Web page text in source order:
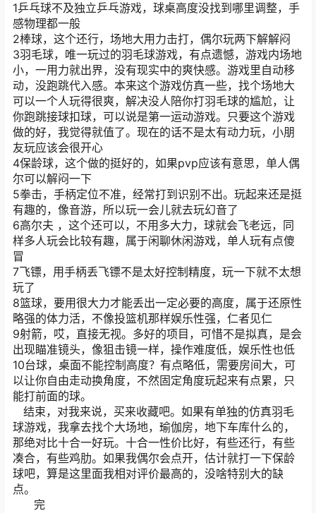
1乒乓球不及独立乒乓游戏，球桌高度没找到哪里调整，手
感物理都一般
2棒球，这个还行，场地大用力击打，偶尔玩两下解解闷
3羽毛球，唯一玩过的羽毛球游戏，有点遗憾，游戏内场地
小，一用力就出界，没有现实中的爽快感。游戏里自动移
动，没跑跳代入感。本来这个游戏仿真一些，找个场地大
可以一个人玩得很爽，解决没人陪你打羽毛球的尴尬，让
你跑跳接球扣球，可以说是第一运动游戏。只要这个游戏
做的好，我觉得就值了。现在的话不是太有动力玩，小朋
友玩应该会很开心
4保龄球，这个做的挺好的，如果pvp应该有意思，单人偶
尔可以解闷一下
5拳击，手柄定位不准，经常打到识别不出。玩起来还是挺
有趣的，像音游，所以玩一会儿就去玩幻音了
6高尔夫 ，这个还可以，不用多大力，球就会飞老远，同
样多人玩会比较有趣，属于闲聊休闲游戏，单人玩有点傻
冒
7飞镖，用手柄丢飞镖不是太好控制精度，玩一下就不太想
玩了
8篮球，要用很大力才能丢出一定必要的高度，属于还原性
略强的体力活，不像投篮机那样娱乐性强，仁者见仁
9射箭，哎，直接无视。多好的项目，可惜不是拟真，是会
出现瞄准镜头，像狙击镜一样，操作难度低，娱乐性也低
10台球，桌面不能控制高度？有点略低，需要房间大，可
以让你自由走动换角度，不然固定角度玩起来有点累，只
能打前面的球。
结束，对我来说，买来收藏吧。如果有单独的仿真羽毛
球游戏，我拿去找个大场地，瑜伽房，地下车库什么的，
那绝对比十合一好玩。十合一性价比好，有些还行，有些
凑合，有些鸡肋。如果我偶尔会点开，估计就打一下保龄
球吧，算是这里面我相对评价最高的，没啥特别大的缺
点。
完